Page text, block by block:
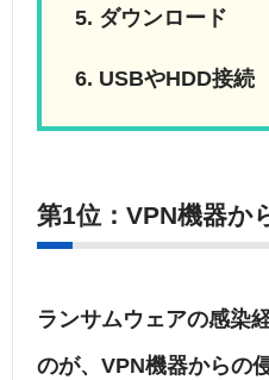
ダウンロード
USBやHDD接続
第1位：VPN機器か
ランサムウェアの感染
のが、VPN機器からの